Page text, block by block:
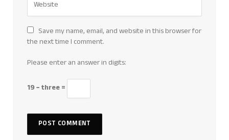
Save my name, email, and website in this browser for
the next time I comment.
Please enter an answer in digits:
19 − three =